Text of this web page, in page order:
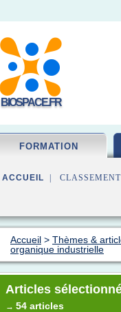
BIOSPACE.FR
FORMATION
ACCUEIL |
Accueil > Thèmes &
organique industrielle
Articles
→ 54 articles